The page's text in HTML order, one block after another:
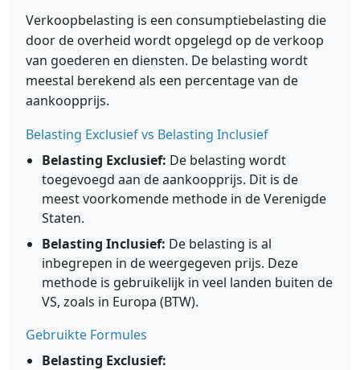
Verkoopbelasting is een consumptiebelasting die
door de overheid wordt opgelegd op de verkoop
van goederen en diensten. De belasting wordt
meestal berekend als een percentage van de
aankoopprijs.
Belasting Exclusief vs Belasting Inclusief
Belasting Exclusief: De belasting wordt
toegevoegd aan de aankoopprijs. Dit is de
meest voorkomende methode in de Verenigde
Staten.
Belasting Inclusief: De belasting is al
inbegrepen in de weergegeven prijs. Deze
methode is gebruikelijk in veel landen buiten de
VS, zoals in Europa (BTW).
Gebruikte Formules
Belasting Exclusief: